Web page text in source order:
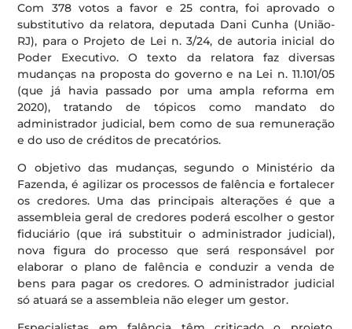
Com 378 votos a favor e 25 contra, foi aprovado o
substitutivo da relatora, deputada Dani Cunha (União-
RJ), para o Projeto de Lei n. 3/24, de autoria inicial do
Poder Executivo. O texto da relatora faz diversas
mudanças na proposta do governo e na Lei n. 11.101/05
(que já havia passado por uma ampla reforma em
2020), tratando de tópicos como mandato do
administrador judicial, bem como de sua remuneração
e do uso de créditos de precatórios.
O objetivo das mudanças, segundo o Ministério da
Fazenda, é agilizar os processos de falência e fortalecer
os credores. Uma das principais alterações é que a
assembleia geral de credores poderá escolher o gestor
fiduciário (que irá substituir o administrador judicial),
nova figura do processo que será responsável por
elaborar o plano de falência e conduzir a venda de
bens para pagar os credores. O administrador judicial
só atuará se a assembleia não eleger um gestor.